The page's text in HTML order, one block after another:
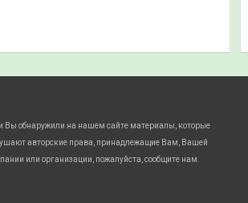
Вы обнаружили на нашем сайте материалы, которые
авторские права, принадлежащие Вам, Вашей
или организации, пожалуйста, сообщите нам.